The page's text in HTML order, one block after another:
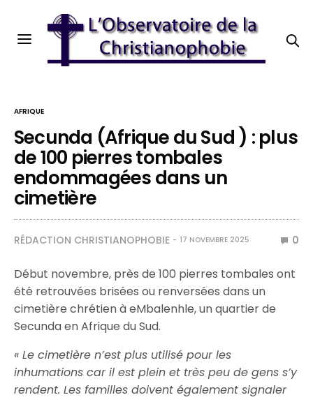
AFRIQUE
Secunda (Afrique du Sud ) : plus
de 100 pierres tombales
endommagées dans un
cimetière
RÉDACTION CHRISTIANOPHOBIE 17 NOVEMBRE 2025 0
Début novembre, près de 100 pierres tombales ont
été retrouvées brisées ou renversées dans un
cimetière chrétien à eMbalenhle, un quartier de
Secunda en Afrique du Sud.
« Le cimetière n’est plus utilisé pour les
inhumations car il est plein et très peu de gens s’y
rendent. Les familles doivent également signaler